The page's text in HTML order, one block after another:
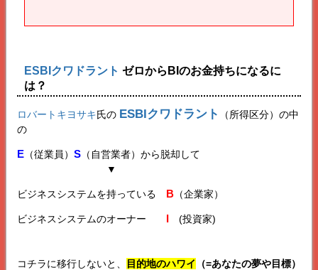
ESBIクワドラント ゼロからBIのお金持ちになるに
は？
ロバートキヨサキ氏の ESBIクワドラント
（所得区分）の中
の
E（従業員） S（自営業者）から脱却して
▼
ビジネスシステムを持っている B（企業家）
ビジネスシステムのオーナー I (投資家)
コチラに移行しないと、 目的地のハワイ
（=あなたの夢や目標）